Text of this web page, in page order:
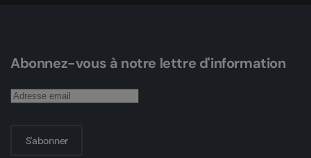
Abonnez-vous à notre lettre d'information
S'abonner